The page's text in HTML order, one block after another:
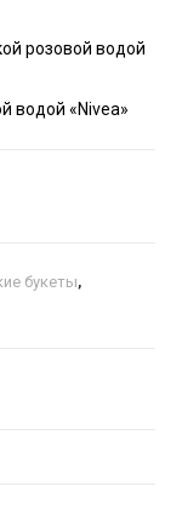
розовой водой
водой «Nivea»
букеты,